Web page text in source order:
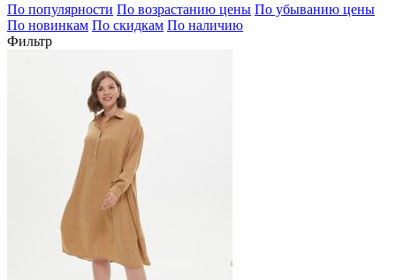
По популярности По возрастанию цены По убыванию цены
По новинкам По скидкам По наличию
Фильтр